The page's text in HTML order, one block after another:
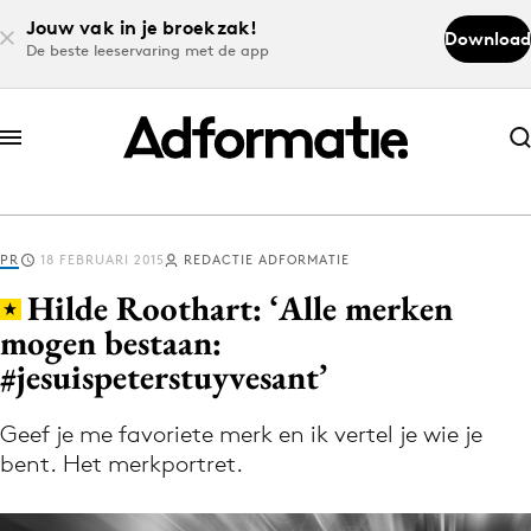
Jouw vak in je broekzak!
De beste leeservaring met de app
Download
Abonneer nu
Abonneer nu
Log in
Download de app
Volg het laatste nieuws via de Adformatie
Nieuws app
PR 18 FEBRUARI 2015 REDACTIE ADFORMATIE
Hilde Roothart: ‘Alle merken
mogen bestaan:
#jesuispeterstuyvesant’
Geef je me favoriete merk en ik vertel je wie je
bent. Het merkportret.